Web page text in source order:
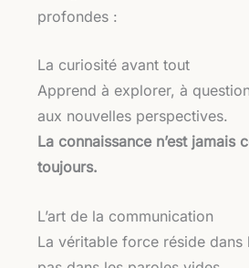
profondes :
La curiosité avant tout
Apprend à explorer, à
aux nouvelles perspectives.
La connaissance n’est jamais
toujours.
L’art de la communication
La véritable force réside dans